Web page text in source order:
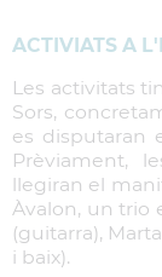
ACTIVIATS A
Les activitats
Sors,
es disputaran
Prèviament,
llegiran el
Àvalon, un trio
(guitarra),
i baix).